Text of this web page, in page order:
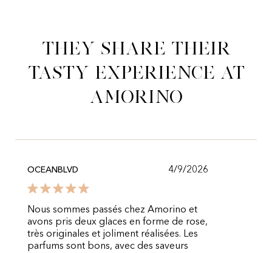
They share their
tasty experience at
Amorino
OCEANBLVD 4/9/2026
Nous sommes passés chez Amorino et
avons pris deux glaces en forme de rose,
très originales et joliment réalisées. Les
parfums sont bons, avec des saveurs